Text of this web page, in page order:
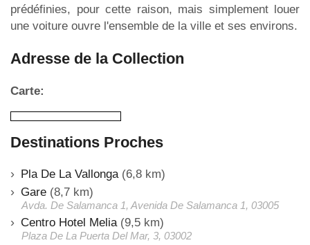
prédéfinies, pour cette raison, mais simplement louer
une voiture ouvre l'ensemble de la ville et ses environs.
Adresse de la Collection
Carte:
Destinations Proches
Pla De La Vallonga (6,8 km)
Gare (8,7 km)
Avda. De Salamanca 1, Avenida De Salamanca 1, 03005
Centro Hotel Melia (9,5 km)
Plaza De La Puerta Del Mar, 3, 03002